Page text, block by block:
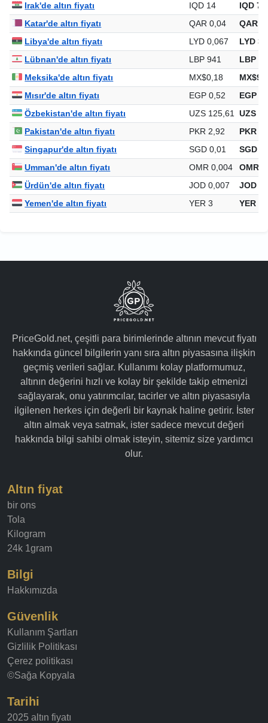
Irak'de altın fiyatı IQD 14
IQD
Katar'de altın fiyatı
QAR 0,04
QAR
Libya'de altın fiyatı
LYD 0,067
LYD
Lübnan'de altın fiyatı
LBP 941
LBP
Meksika'de altın fiyatı
MX$0,18
Mısır'de altın fiyatı
EGP 0,52
EGP
Özbekistan'de altın fiyatı
UZS 125,61
UZS
Pakistan'de altın fiyatı
PKR 2,92
PKR
Singapur'de altın fiyatı
SGD 0,01
SGD
Umman'de altın fiyatı
OMR 0,004
OMR
Ürdün'de altın fiyatı
JOD 0,007
JOD
Yemen'de altın fiyatı
YER 3 YER
PriceGold.net, çeşitli para birimlerinde altının mevcut fiyatı
hakkında güncel bilgilerin yanı sıra altın piyasasına ilişkin
geçmiş verileri sağlar. Kullanımı kolay platformumuz,
altının değerini hızlı ve kolay bir şekilde takip etmenizi
sağlayarak, onu yatırımcılar, tacirler ve altın piyasasıyla
ilgilenen herkes için değerli bir kaynak haline getirir. İster
altın almak veya satmak, ister sadece mevcut değeri
hakkında bilgi sahibi olmak isteyin, sitemiz size yardımcı
olur.
Altın fiyat
bir ons
Tola
Kilogram
24k 1gram
Bilgi
Hakkımızda
Güvenlik
Kullanım Şartları
Gizlilik Politikası
Çerez politikası
©Sağa Kopyala
Tarihi
2025 altın fiyatı